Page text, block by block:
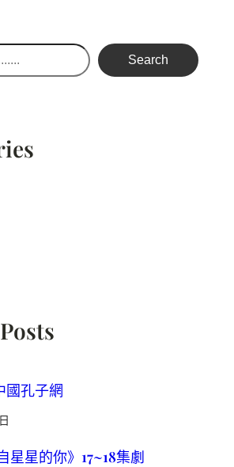
Search
國孔子網
星星的你》17~18集劇